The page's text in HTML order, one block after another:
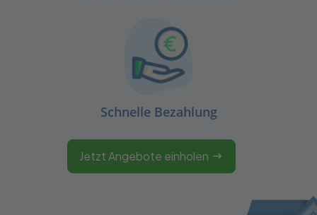
Schnelle Bezahlung
Jetzt Angebote einholen